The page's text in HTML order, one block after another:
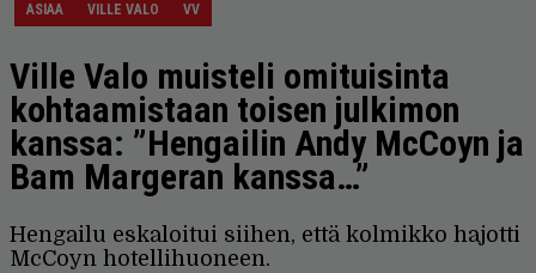
ASIAA VILLE VALO VV
Ville Valo muisteli omituisinta
kohtaamistaan toisen julkimon
kanssa: ”Hengailin Andy McCoyn ja
Bam Margeran kanssa…”
Hengailu eskaloitui siihen, että kolmikko hajotti
McCoyn hotellihuoneen.